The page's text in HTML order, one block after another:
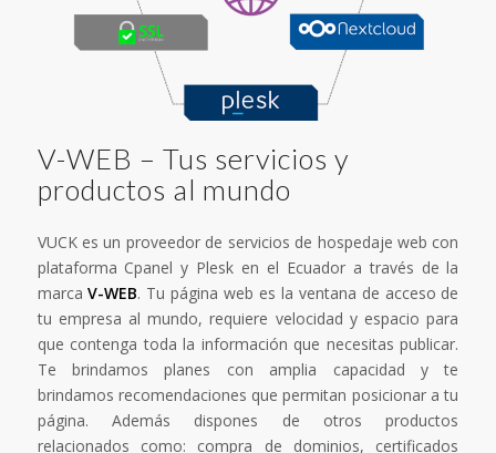
V-WEB – Tus servicios y
productos al mundo
VUCK es un proveedor de servicios de hospedaje web con
plataforma Cpanel y Plesk en el Ecuador a través de la
marcaV-WEB. Tu página web es la ventana de acceso de
tu empresa al mundo, requiere velocidad y espacio para
que contenga toda la información que necesitas publicar.
Te brindamos planes con amplia capacidad y te
brindamos recomendaciones que permitan posicionar a tu
página. Además dispones de otros productos
relacionados como: compra de dominios, certificados